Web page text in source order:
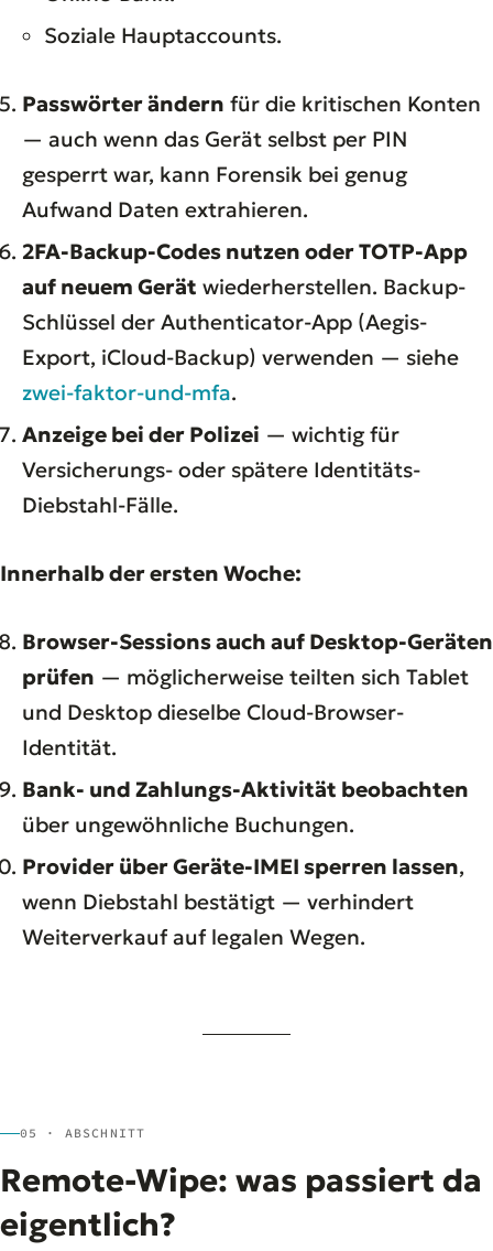
Soziale Hauptaccounts.
Passwörter ändern für die kritischen Konten
— auch wenn das Gerät selbst per PIN
gesperrt war, kann Forensik bei genug
Aufwand Daten extrahieren.
2FA-Backup-Codes nutzen oder TOTP-App
auf neuem Gerät wiederherstellen. Backup-
Schlüssel der Authenticator-App (Aegis-
Export, iCloud-Backup) verwenden — siehe
zwei-faktor-und-mfa.
Anzeige bei der Polizei — wichtig für
Versicherungs- oder spätere Identitäts-
Diebstahl-Fälle.
Innerhalb der ersten Woche:
Browser-Sessions auch auf Desktop-Geräten
prüfen — möglicherweise teilten sich Tablet
und Desktop dieselbe Cloud-Browser-
Identität.
Bank- und Zahlungs-Aktivität beobachten
über ungewöhnliche Buchungen.
Provider über Geräte-IMEI sperren lassen,
wenn Diebstahl bestätigt — verhindert
Weiterverkauf auf legalen Wegen.
05 · ABSCHNITT
Remote-Wipe: was passiert da
eigentlich?